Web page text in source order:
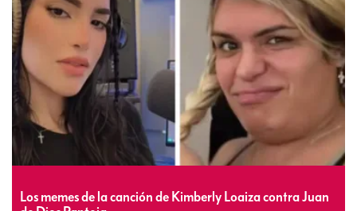
Los memes de la canción de Kimberly Loaiza contra Juan